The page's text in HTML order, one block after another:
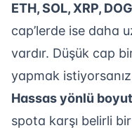
ETH, SOL, XRP,
cap’lerde ise daha
vardır. Düşük cap
yapmak
Hassas yönlü
spota karşı belirli